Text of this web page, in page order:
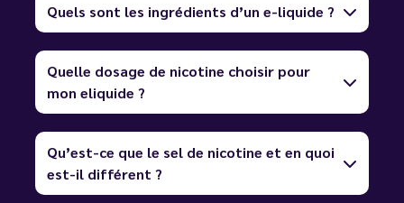
Quels sont les ingrédients d’un e-liquide ?
Quelle dosage de nicotine choisir pour
mon eliquide ?
Qu’est-ce que le sel de nicotine et en quoi
est-il différent ?